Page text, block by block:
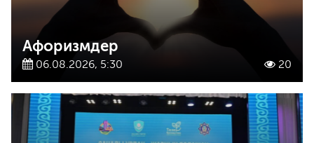
Афоризмдер
06.08.2026, 5:30 20